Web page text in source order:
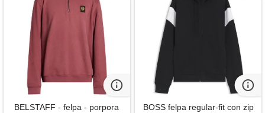
BELSTAFF - felpa - porpora
BOSS felpa regular-fit con zip